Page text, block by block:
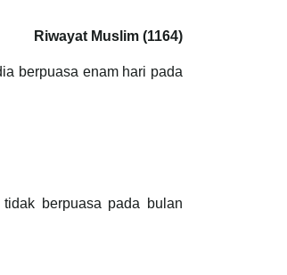
Riwayat Muslim (1164)
berpuasa enam hari pada
berpuasa pada bulan